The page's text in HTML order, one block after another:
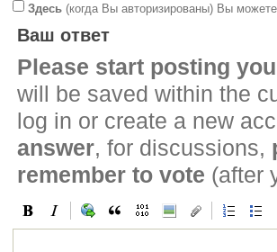
Здесь (когда Вы авторизированы) Вы
Ваш ответ
Please start posting
will be saved within the
log in or create a new
answer, for discussions,
remember to vote (after